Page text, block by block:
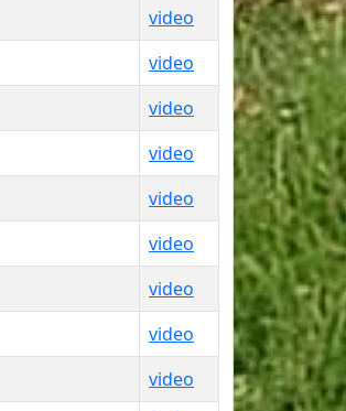
video
video
video
video
video
video
video
video
video